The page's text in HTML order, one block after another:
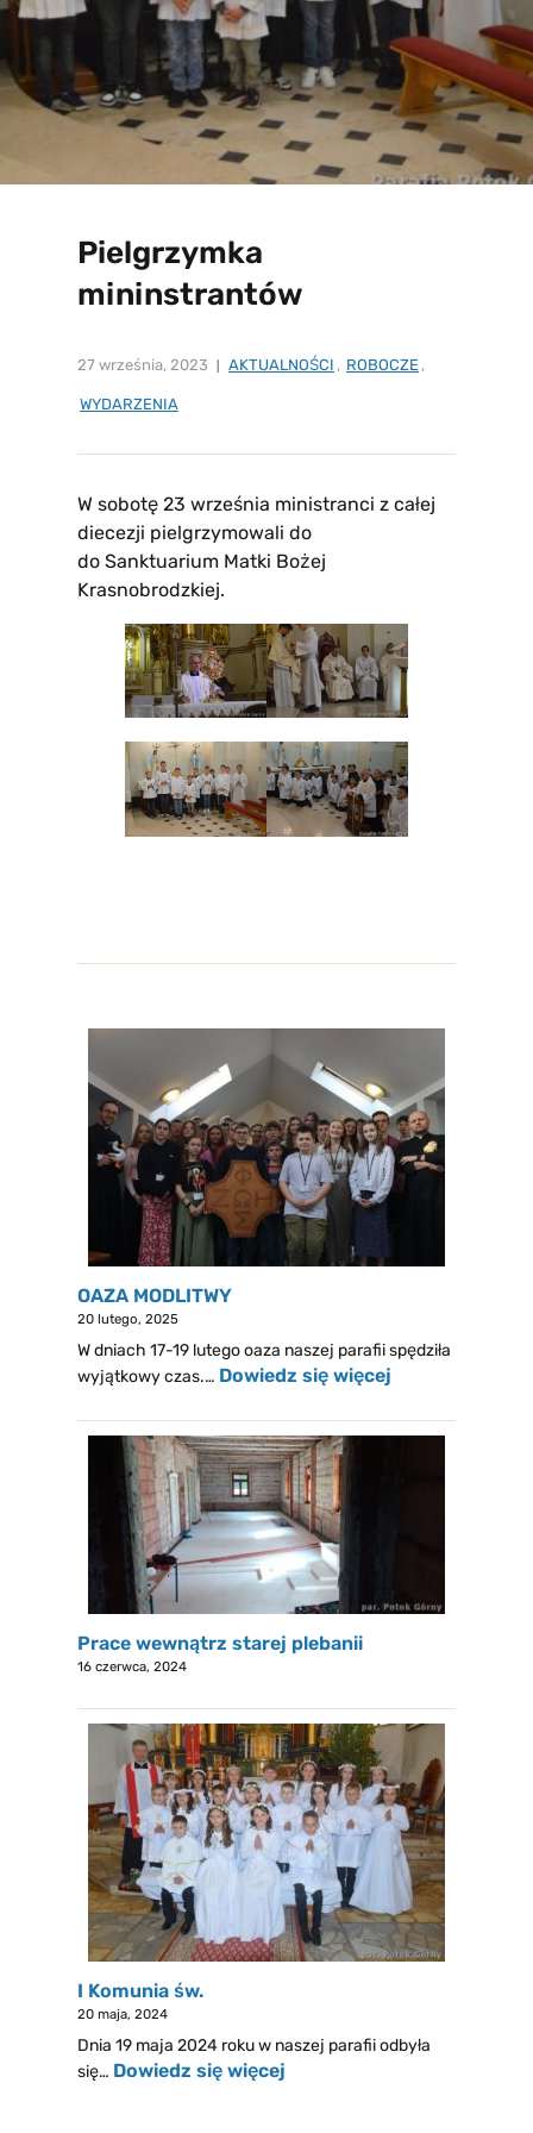
Pielgrzymka
mininstrantów
27 września, 2023 AKTUALNOŚCI , ROBOCZE ,
WYDARZENIA
W sobotę 23 września ministranci z całej
diecezji pielgrzymowali do
do Sanktuarium Matki Bożej
Krasnobrodzkiej.
OAZA MODLITWY
20 lutego, 2025
W dniach 17-19 lutego oaza naszej parafii spędziła
wyjątkowy czas.… Dowiedz się więcej
Prace wewnątrz starej plebanii
16 czerwca, 2024
I Komunia św.
20 maja, 2024
Dnia 19 maja 2024 roku w naszej parafii odbyła
się… Dowiedz się więcej